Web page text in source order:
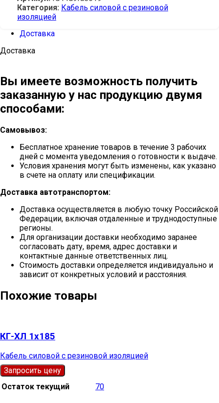
Категория: Кабель силовой с резиновой
изоляцией
Доставка
Доставка
Вы имеете возможность получить
заказанную у нас продукцию двумя
способами:
Самовывоз:
Бесплатное хранение товаров в течение 3 рабочих
дней с момента уведомления о готовности к выдаче.
Условия хранения могут быть изменены, как указано
в счете на оплату или спецификации.
Доставка автотранспортом:
Доставка осуществляется в любую точку Российской
Федерации, включая отдаленные и труднодоступные
регионы.
Для организации доставки необходимо заранее
согласовать дату, время, адрес доставки и
контактные данные ответственных лиц.
Стоимость доставки определяется индивидуально и
зависит от конкретных условий и расстояния.
Похожие товары
КГ-ХЛ 1х185
Кабель силовой с резиновой изоляцией
Запросить цену
Остаток текущий
70